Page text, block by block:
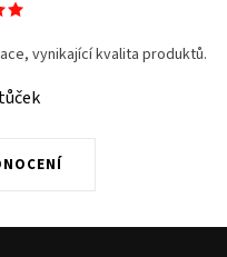
vynikající kvalita produktů.